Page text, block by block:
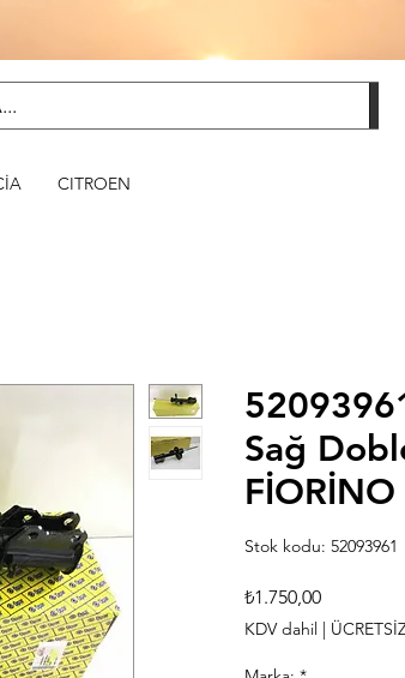
CITROEN
Sağ
FİORİNO
Stok kodu: 52093961
₺1.750,00Fiyat
KDV dahil |